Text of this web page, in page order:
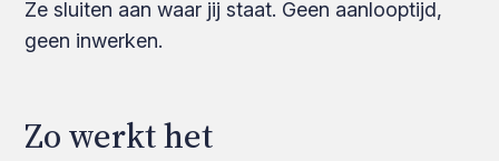
Ze sluiten aan waar jij staat. Geen aanlooptijd,
geen inwerken.
Zo werkt het